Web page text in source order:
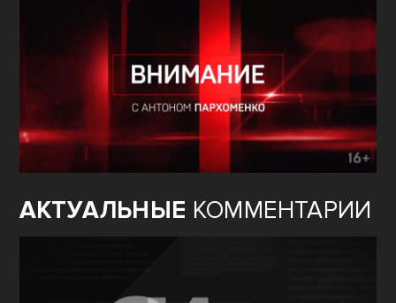
АКТУАЛЬНЫЕ КОММЕНТАРИИ